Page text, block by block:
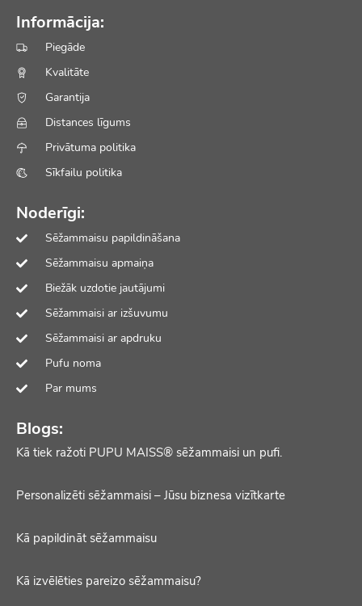
Informācija:
Piegāde
Kvalitāte
Garantija
Distances līgums
Privātuma politika
Sīkfailu politika
Noderīgi:
Sēžammaisu papildināšana
Sēžammaisu apmaiņa
Biežāk uzdotie jautājumi
Sēžammaisi ar izšuvumu
Sēžammaisi ar apdruku
Pufu noma
Par mums
Blogs:
Kā tiek ražoti PUPU MAISS® sēžammaisi un pufi.
Personalizēti sēžammaisi – Jūsu biznesa vizītkarte
Kā papildināt sēžammaisu
Kā izvēlēties pareizo sēžammaisu?